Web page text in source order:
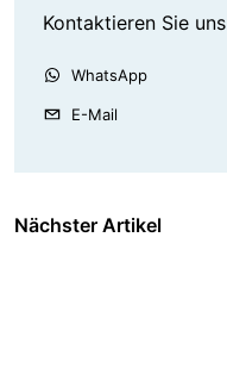
Kontaktieren Sie uns
WhatsApp
E-Mail
Nächster Artikel